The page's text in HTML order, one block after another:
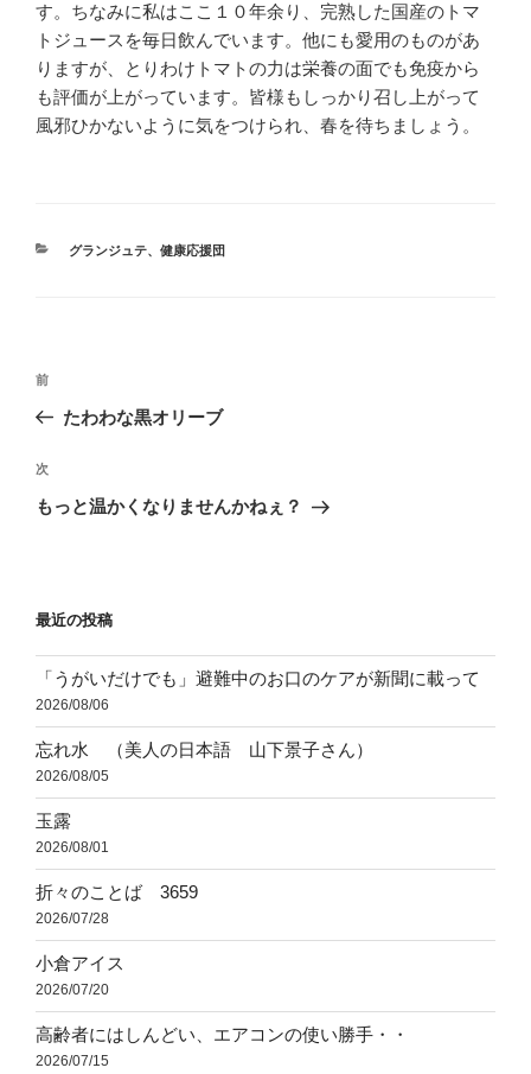
す。ちなみに私はここ１０年余り、完熟した国産のトマ
トジュースを毎日飲んでいます。他にも愛用のものがあ
りますが、とりわけトマトの力は栄養の面でも免疫から
も評価が上がっています。皆様もしっかり召し上がって
風邪ひかないように気をつけられ、春を待ちましょう。
カ
グランジュテ、 健康応援団
投
ビ
ゲ
ン
前
の
稿
前
たわわな黒オリーブ
次
の
次
もっと温かくなりませんかねぇ？
最近の投稿
「うがいだけでも」避難中のお口のケアが新聞に載って
2026/08/06
忘れ水 （美人の日本語 山下景子さん）
2026/08/05
玉露
2026/08/01
折々のことば 3659
2026/07/28
小倉アイス
2026/07/20
高齢者にはしんどい、エアコンの使い勝手・・
2026/07/15